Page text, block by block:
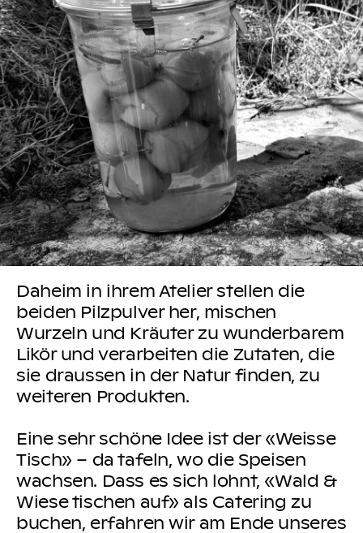
Daheim in ihrem Atelier stellen die
beiden Pilzpulver her, mischen
Wurzeln und Kräuter zu wunderbarem
Likör und verarbeiten die Zutaten, die
sie draussen in der Natur finden, zu
weiteren Produkten.
Eine sehr schöne Idee ist der «Weisse
Tisch» – da tafeln, wo die Speisen
wachsen. Dass es sich lohnt, «Wald &
Wiese tischen auf» als Catering zu
buchen, erfahren wir am Ende unseres